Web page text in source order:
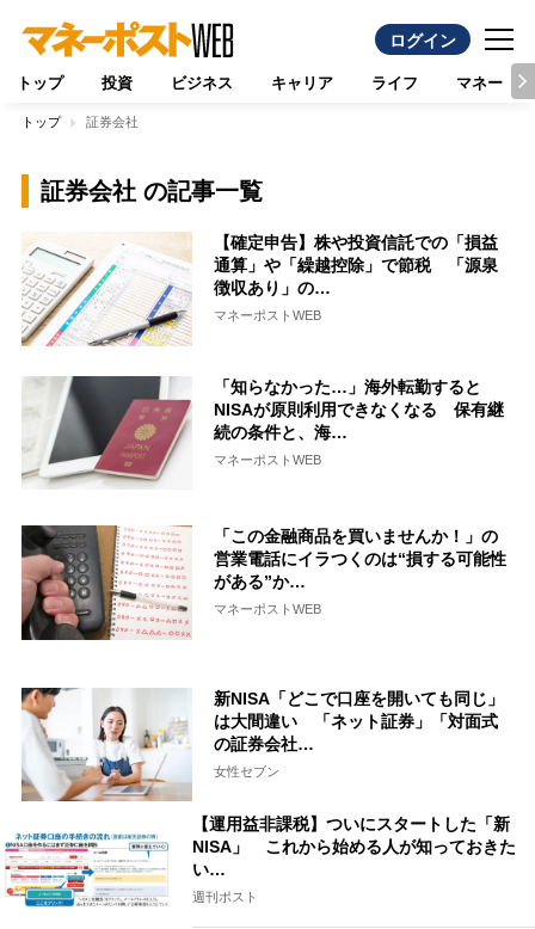
ログイン
トップ 投資 ビジネス キャリア ライフ マネー
トップ 証券会社
証券会社 の記事一覧
【確定申告】株や投資信託での「損益
通算」や「繰越控除」で節税 「源泉
徴収あり」の…
マネーポストWEB
「知らなかった…」海外転勤すると
NISAが原則利用できなくなる 保有継
続の条件と、海…
マネーポストWEB
「この金融商品を買いませんか！」の
営業電話にイラつくのは“損する可能性
がある”か…
マネーポストWEB
新NISA「どこで口座を開いても同じ」
は大間違い 「ネット証券」「対面式
の証券会社…
女性セブン
【運用益非課税】ついにスタートした「新
NISA」 これから始める人が知っておきた
い…
週刊ポスト